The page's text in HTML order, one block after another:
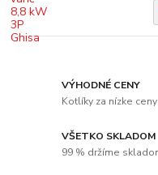
VÝHODNÉ CENY
Kotlíky za nízke ceny
VŠETKO SKLADOM
99 % držíme